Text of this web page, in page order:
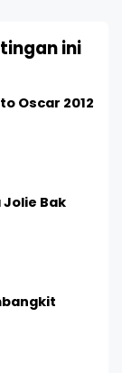
ini
Oscar 2012
Jolie Bak